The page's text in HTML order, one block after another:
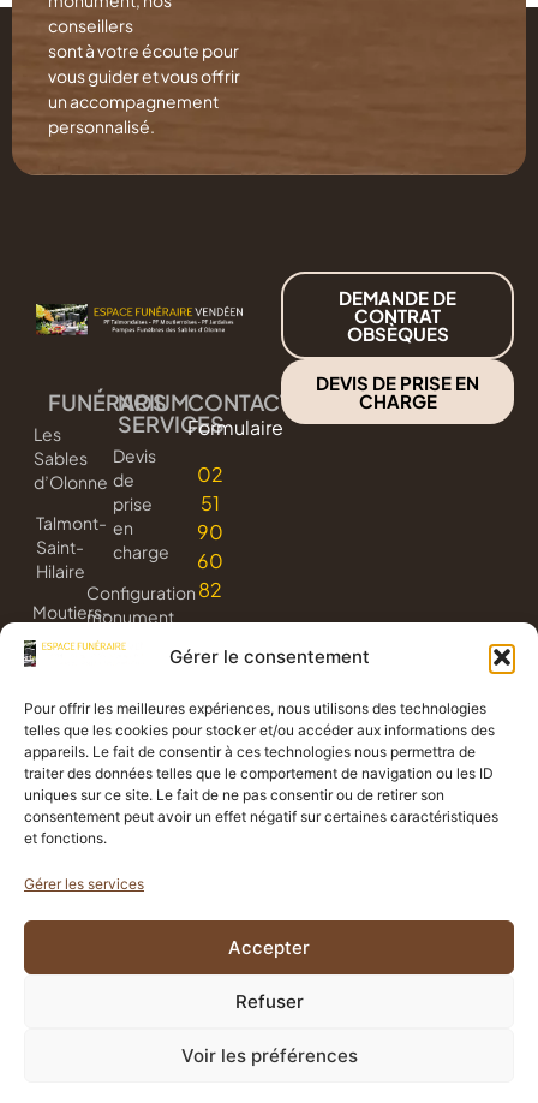
Gérer le consentement
Pour offrir les meilleures expériences, nous utilisons des technologies
telles que les cookies pour stocker et/ou accéder aux informations des
appareils. Le fait de consentir à ces technologies nous permettra de
traiter des données telles que le comportement de navigation ou les ID
uniques sur ce site. Le fait de ne pas consentir ou de retirer son
consentement peut avoir un effet négatif sur certaines caractéristiques
et fonctions.
Gérer les services
Accepter
Refuser
Voir les préférences
conseillers
sont à votre écoute pour
vous guider et vous offrir
un accompagnement
personnalisé.
FUNÉRARIUM
Les
Sables
d’Olonne
Talmont-
Saint-
Hilaire
Moutiers-
les-
Mauxfaits
Jard-
sur-
Mer
NOS
SERVICES
Devis
de
prise
en
charge
Configuration
monument
3D
de
fleurs
Avis
de
décès
CONTACT
Formulaire
02
51
90
60
82
DEMANDE DE
CONTRAT
OBSÈQUES
DEVIS DE PRISE EN
CHARGE
Propulsé
par
graphique